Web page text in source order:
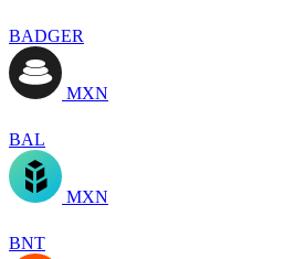
BADGER
MXN
BAL
MXN
BNT